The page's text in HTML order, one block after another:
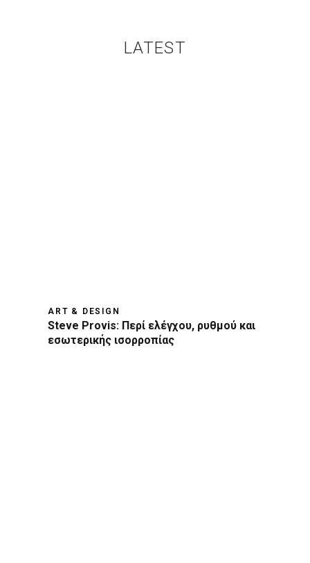
LATEST
ART & DESIGN
Steve Provis: Περί ελέγχου, ρυθμού και
εσωτερικής ισορροπίας